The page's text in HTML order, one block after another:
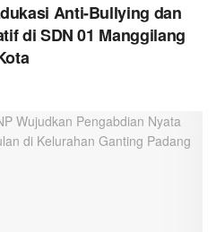
Anti-Bullying dan
di SDN 01 Manggilang